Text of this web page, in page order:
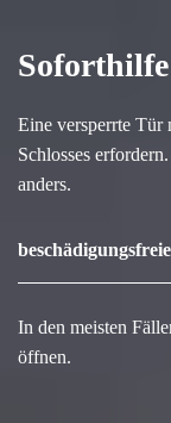
Eine versperrte Tür
Schlosses
anders.
In den meisten
öffnen.